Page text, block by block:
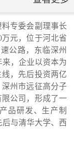
有限公司能源
约暨揭牌仪
专委会副理事长
元，位于河北省
公路，东临深州
，企业以资本为
，先后投资两亿
州市远征高分子
公司，形成了一
品研发、生产制
与清华大学、西